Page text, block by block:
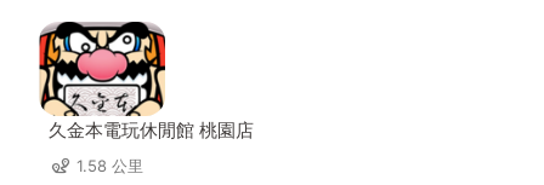
久金本電玩休閒館 桃園店
1.58 公里